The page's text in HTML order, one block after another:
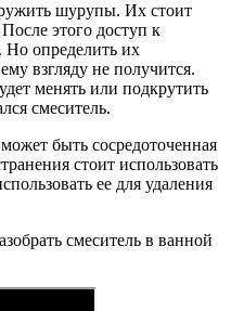
шурупы. Их стоит
этого доступ к
Но определить их
взгляду не получится.
менять или подкрутить
смеситель.
быть сосредоточенная
стоит использовать
ее для удаления
смеситель в ванной